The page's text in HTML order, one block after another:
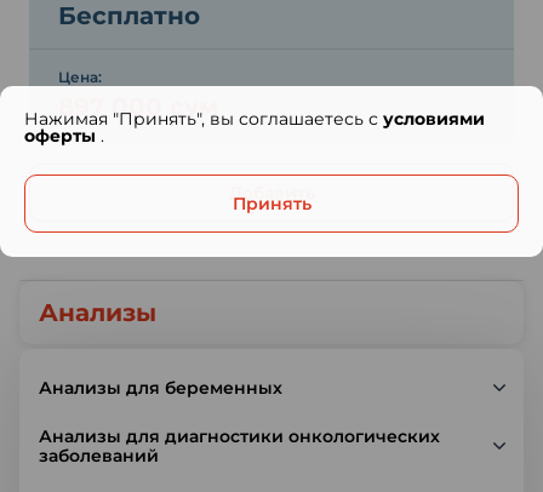
Анализы
Анализы для беременных
Анализы для диагностики онкологических
заболеваний
Бесплатно
Цена:
897 000 сум
Добавить
Нажимая "Принять", вы соглашаетесь с условиями
оферты .
Принять